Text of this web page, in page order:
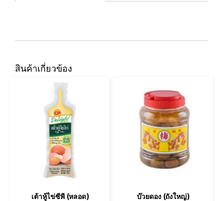
สินค้าเกี่ยวข้อง
เต้าหู้ไข่ซีพี (หลอด) บ๊วยดอง (ถังใหญ่)